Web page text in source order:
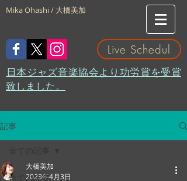
Mika Ohashi / 大橋美加
Live Schedul
​日本ジャズ音楽協会より功労賞を受賞
致しました。
記事
全ての記事
大橋美加
2023年4月3日